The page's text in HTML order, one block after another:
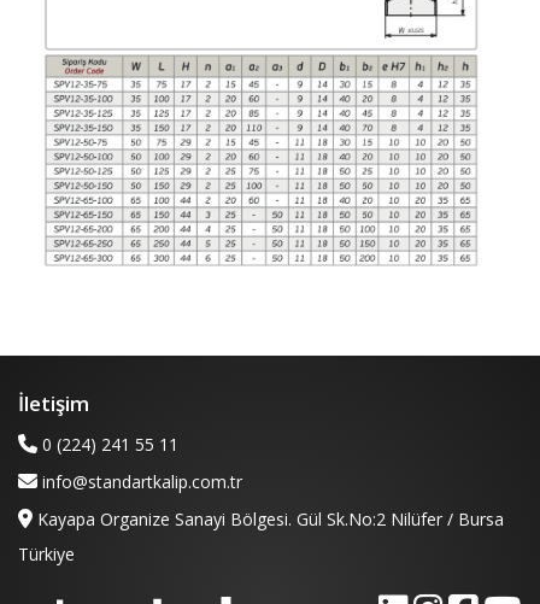
İletişim
0 (224) 241 55 11
info@standartkalip.com.tr
Kayapa Organize Sanayi Bölgesi. Gül Sk.No:2 Nilüfer / Bursa
Türkiye